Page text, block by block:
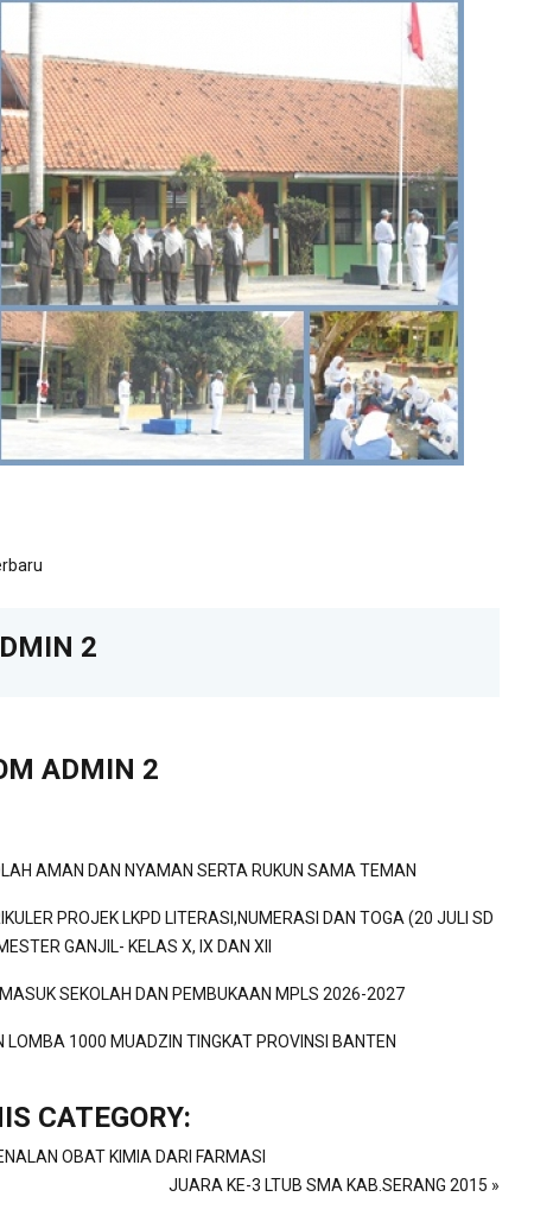
2
ADMIN 2
AMAN DAN NYAMAN SERTA RUKUN SAMA TEMAN
PROJEK LKPD LITERASI,NUMERASI DAN TOGA (20 JULI SD
GANJIL- KELAS X, IX DAN XII
SEKOLAH DAN PEMBUKAAN MPLS 2026-2027
1000 MUADZIN TINGKAT PROVINSI BANTEN
CATEGORY:
OBAT KIMIA DARI FARMASI
JUARA KE-3 LTUB SMA KAB.SERANG 2015 »